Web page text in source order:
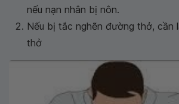
nếu nạn nhân bị nôn.
Nếu bị tắc nghẽn đường thở, cần
thở